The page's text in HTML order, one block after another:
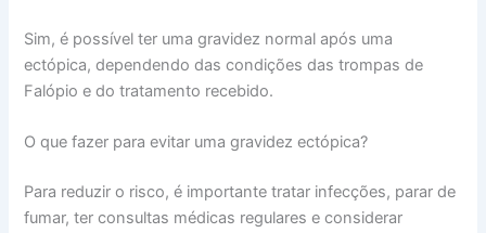
Sim, é possível ter uma gravidez normal após uma
ectópica, dependendo das condições das trompas de
Falópio e do tratamento recebido.
O que fazer para evitar uma gravidez ectópica?
Para reduzir o risco, é importante tratar infecções, parar de
fumar, ter consultas médicas regulares e considerar